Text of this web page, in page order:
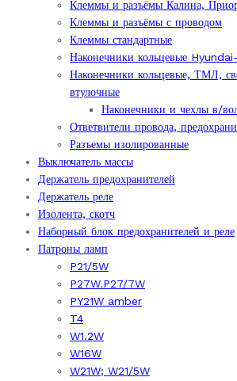
Клеммы и разъёмы Калина,
Клеммы и разъёмы с проводом
Клеммы стандартные
Наконечники кольцевые
Наконечники кольцевые, ТМЛ,
втулочные
Наконечники и чехлы в/
Ответвители провода,
Разъемы изолированные
Выключатель массы
Держатель предохранителей
Держатель реле
Изолента, скотч
Наборный блок предохранителей и реле
Патроны ламп
P21/5W
P27W.P27/7W
PY21W amber
T4
W1.2W
W16W
W21W; W21/5W